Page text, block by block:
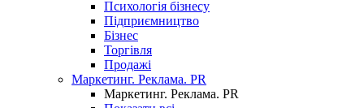
Психологія бізнесу
Підприємництво
Бізнес
Торгівля
Продажі
Маркетинг. Реклама. PR
Маркетинг. Реклама. PR